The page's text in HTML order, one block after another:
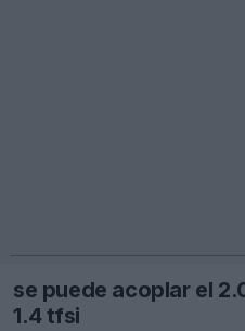
se puede acoplar el
1.4 tfsi